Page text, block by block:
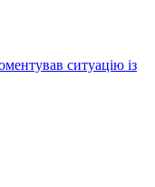
ситуацію із